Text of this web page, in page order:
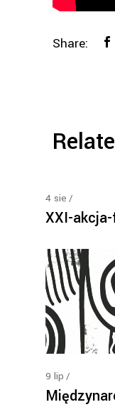
Share:
4 sie
XXI-
9 lip